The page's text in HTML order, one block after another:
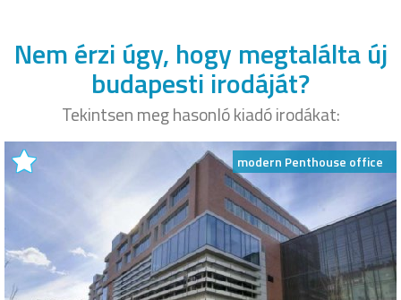
Nem érzi úgy, hogy megtalálta új
budapesti irodáját?
Tekintsen meg hasonló kiadó irodákat:
modern Penthouse office